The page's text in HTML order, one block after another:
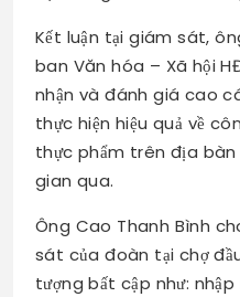
Kết luận tại giám sát,
ban Văn hóa – Xã hội
nhận và đánh giá cao
thực hiện hiệu quả về
thực phẩm trên địa
gian qua.
Ông Cao Thanh Bình
sát của đoàn tại chợ
tượng bất cập như: